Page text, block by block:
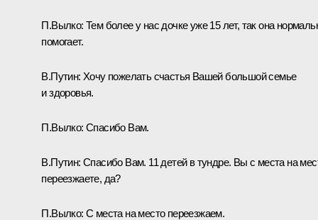
П.Вылко: Тем более у нас дочке уже 15 лет, так она
помогает.
В.Путин: Хочу пожелать счастья Вашей большой семье
и здоровья.
П.Вылко: Спасибо Вам.
В.Путин: Спасибо Вам. 11 детей в тундре. Вы с места на
переезжаете, да?
П.Вылко: С места на место переезжаем.